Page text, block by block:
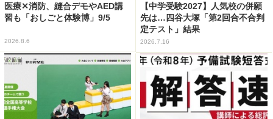
医療✕消防、縫合デモやAED講
習も「おしごと体験博」9/5
2026.8.6
【中学受験2027】人気校の併願
先は…四谷大塚「第2回合不合判
定テスト」結果
2026.7.16